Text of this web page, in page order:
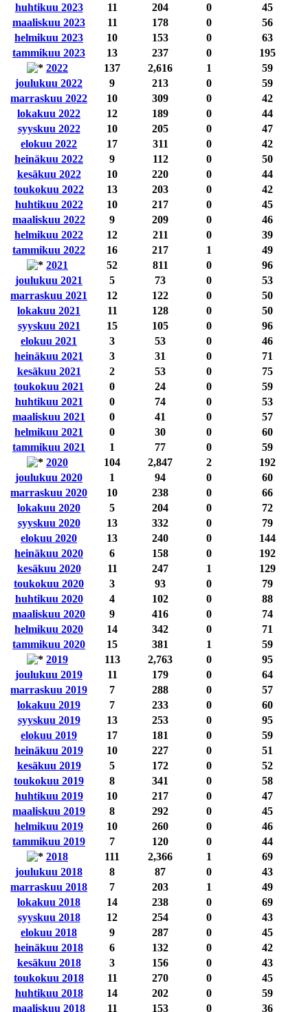
huhtikuu 2023
11 204 0
45
maaliskuu 2023
11 178 0
56
helmikuu 2023
10 153 0
63
tammikuu 2023
13 237 0
195
2022
137 2,616 1
59
joulukuu 2022
9 213 0
59
marraskuu 2022
10 309 0
42
lokakuu 2022
12 189 0
44
syyskuu 2022
10 205 0
47
elokuu 2022
17 311 0
42
heinäkuu 2022
9 112 0
50
kesäkuu 2022
10 220 0
44
toukokuu 2022
13 203 0
42
huhtikuu 2022
10 217 0
45
maaliskuu 2022
9 209 0
46
helmikuu 2022
12 211 0
39
tammikuu 2022
16 217 1
49
2021
52 811 0
96
joulukuu 2021
5 73 0
53
marraskuu 2021
12 122 0
50
lokakuu 2021
11 128 0
50
syyskuu 2021
15 105 0
96
elokuu 2021
3 53 0
46
heinäkuu 2021
3 31 0
71
kesäkuu 2021
2 53 0
75
toukokuu 2021
0 24 0
59
huhtikuu 2021
0 74 0
53
maaliskuu 2021
0 41 0
57
helmikuu 2021
0 30 0
60
tammikuu 2021
1 77 0
59
2020
104 2,847 2
192
joulukuu 2020
1 94 0
60
marraskuu 2020
10 238 0
66
lokakuu 2020
5 204 0
72
syyskuu 2020
13 332 0
79
elokuu 2020
13 240 0
144
heinäkuu 2020
6 158 0
192
kesäkuu 2020
11 247 1
129
toukokuu 2020
3 93 0
79
huhtikuu 2020
4 102 0
88
maaliskuu 2020
9 416 0
74
helmikuu 2020
14 342 0
71
tammikuu 2020
15 381 1
59
2019
113 2,763 0
95
joulukuu 2019
11 179 0
64
marraskuu 2019
7 288 0
57
lokakuu 2019
7 233 0
60
syyskuu 2019
13 253 0
95
elokuu 2019
17 181 0
59
heinäkuu 2019
10 227 0
51
kesäkuu 2019
5 172 0
52
toukokuu 2019
8 341 0
58
huhtikuu 2019
10 217 0
47
maaliskuu 2019
8 292 0
45
helmikuu 2019
10 260 0
46
tammikuu 2019
7 120 0
44
2018
111 2,366 1
69
joulukuu 2018
8 87 0
43
marraskuu 2018
7 203 1
49
lokakuu 2018
14 238 0
69
syyskuu 2018
12 254 0
43
elokuu 2018
9 287 0
45
heinäkuu 2018
6 132 0
42
kesäkuu 2018
3 156 0
43
toukokuu 2018
11 270 0
45
huhtikuu 2018
14 202 0
59
maaliskuu 2018
11 153 0 36